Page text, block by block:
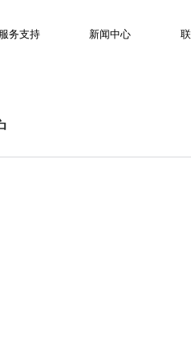
服务支持 新闻中心